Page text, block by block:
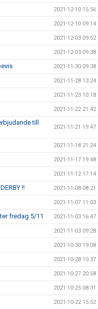
2021-12-10 15:56
2021-12-10 09:14
2021-12-03 09:52
2021-12-03 09:38
2021-11-30 09:38
2021-11-28 13:24
2021-11-23 10:18
2021-11-22 21:42
till
2021-11-21 19:47
2021-11-18 21:24
2021-11-17 19:48
2021-11-12 17:14
!! 2021-11-08 08:21
2021-11-07 11:03
fredag 5/11 2021-11-03 16:47
2021-11-03 09:28
2021-10-30 19:08
2021-10-28 10:37
2021-10-27 20:58
2021-10-25 08:31
2021-10-22 15:52